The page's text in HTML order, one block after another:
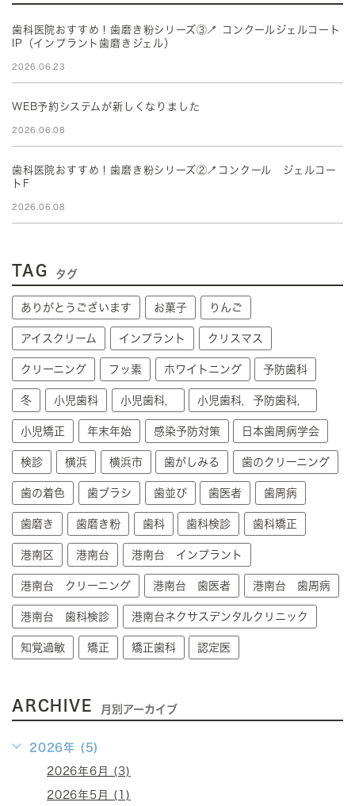
歯科医院おすすめ！歯磨き粉シリーズ③🪥 コンクールジェルコート
IP（インプラント歯磨きジェル）
2026.06.23
WEB予約システムが新しくなりました
2026.06.08
歯科医院おすすめ！歯磨き粉シリーズ②🪥コンクール ジェルコー
トF
2026.06.08
TAG タグ
ありがとうございます お菓子 りんご
アイスクリーム インプラント クリスマス
クリーニング フッ素 ホワイトニング 予防歯科
冬 小児歯科 小児歯科， 小児歯科，予防歯科，
小児矯正 年末年始 感染予防対策 日本歯周病学会
検診 横浜 横浜市 歯がしみる 歯のクリーニング
歯の着色 歯ブラシ 歯並び 歯医者 歯周病
歯磨き 歯磨き粉 歯科 歯科検診 歯科矯正
港南区 港南台 港南台 インプラント
港南台 クリーニング 港南台 歯医者 港南台 歯周病
港南台 歯科検診 港南台ネクサスデンタルクリニック
知覚過敏 矯正 矯正歯科 認定医
ARCHIVE 月別アーカイブ
2026年 (5)
2026年6月 (3)
2026年5月 (1)